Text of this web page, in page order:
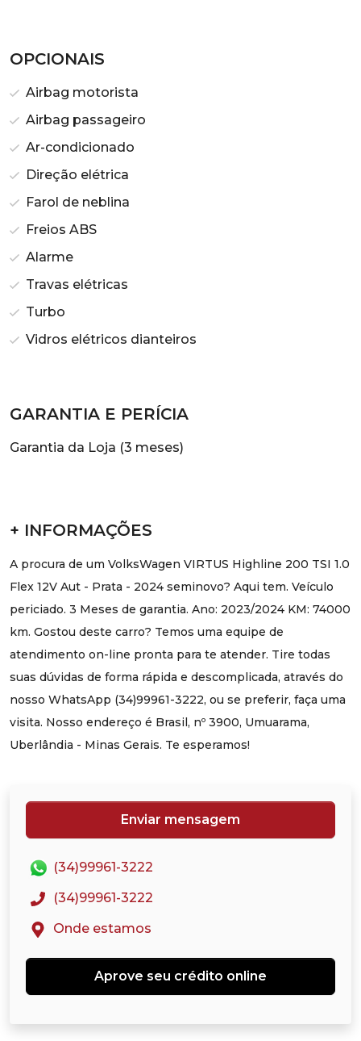
OPCIONAIS
Airbag motorista
Airbag passageiro
Ar-condicionado
Direção elétrica
Farol de neblina
Freios ABS
Alarme
Travas elétricas
Turbo
Vidros elétricos dianteiros
GARANTIA E PERÍCIA
Garantia da Loja (3 meses)
+ INFORMAÇÕES
A procura de um VolksWagen VIRTUS Highline 200 TSI 1.0
Flex 12V Aut - Prata - 2024 seminovo? Aqui tem. Veículo
periciado. 3 Meses de garantia. Ano: 2023/2024 KM: 74000
km. Gostou deste carro? Temos uma equipe de
atendimento on-line pronta para te atender. Tire todas
suas dúvidas de forma rápida e descomplicada, através do
nosso WhatsApp (34)99961-3222, ou se preferir, faça uma
visita. Nosso endereço é Brasil, nº 3900, Umuarama,
Uberlândia - Minas Gerais. Te esperamos!
Enviar mensagem
(34)99961-3222
(34)99961-3222
Onde estamos
Aprove seu crédito online